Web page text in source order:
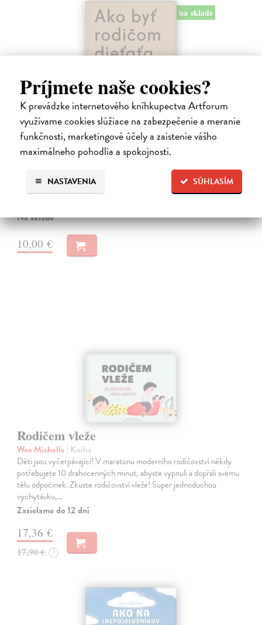
Príjmete naše cookies?
K prevádzke internetového kníhkupectva Artforum
využívame cookies slúžiace na zabezpečenie a meranie
funkčnosti, marketingové účely a zaistenie vášho
maximálneho pohodlia a spokojnosti.
SÚHLASÍM
NASTAVENIA
na sklade
Ako byť rodičom dieťaťa s FASD
Brown Julia, Mather Mary| Kniha
Jedna z mála kníh o poruchách fetálneho alkoholového spektra v
slovenskom jazyku. Kniha nielen jasne a zrozumiteľne popisuje
problematiku FASD, ale ponúka aj konkrétne rady pri výchove detí s
Na sklade
10,00 €
Rodičem vleže
Woo Michelle | Kniha
Děti jsou vyčerpávající! V maratonu moderního rodičovství někdy
potřebujete 10 drahocenných minut, abyste vypnuli a dopřáli svému
tělu odpočinek. Zkuste rodičovství vleže! Super jednoduchou
vychytávku,…
Zasielame do 12 dní
17,36 €
17,90 € ?